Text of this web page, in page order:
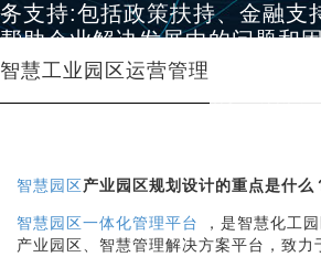
务支持:包括政策扶持、金融支
帮助企业解决发展中的问题和
保:建设生态友好型园区，保护
智慧工业园区运营管理
智慧园区产业园区规划设计的重点是什么
智慧园区一体化管理平台
，是智慧化工
产业园区、智慧管理解决方案平台，致力